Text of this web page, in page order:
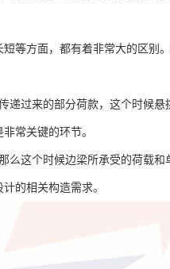
等方面，都有着非常大的区别
递过来的部分荷款，这个时候
常关键的环节。
么这个时候边梁所承受的荷载
的相关构造需求。